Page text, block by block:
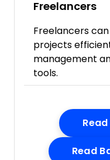
Freelancers
Freelancers
projects
management
tools.
Read